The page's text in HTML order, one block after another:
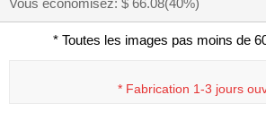
Vous économisez: $ 66.08(40%)
* Toutes les images pas moins de
* Fabrication 1-3 jours